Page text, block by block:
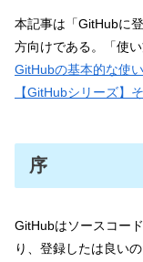
本記事は「GitHubに
方向けである。「使
GitHubの基本的な使
【GitHubシリーズ】
序
GitHubはソースコー
り、登録したは良い